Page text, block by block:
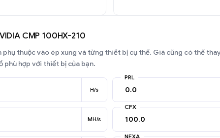
CMP 100HX-210
thuộc vào ép xung và từng thiết bị cụ thể. Giá cũng có thể
phù hợp với thiết bị của bạn.
H/s
PRL
MH/s
CFX
NEXA